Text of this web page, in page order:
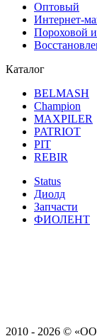
Оптовый
Интернет-
Пороховой
Каталог
BELMASH
Champion
MAXPILER
PATRIOT
PIT
REBIR
Status
Диолд
Запчасти
ФИОЛЕНТ
2010 - 2026 ©